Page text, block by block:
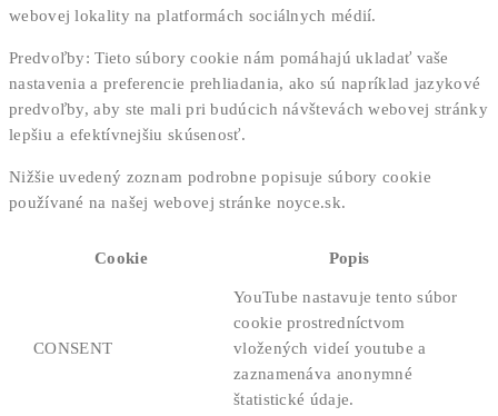
webovej lokality na platformách sociálnych médií.
Predvoľby: Tieto súbory cookie nám pomáhajú ukladať vaše
nastavenia a preferencie prehliadania, ako sú napríklad jazykové
predvoľby, aby ste mali pri budúcich návštevách webovej stránky
lepšiu a efektívnejšiu skúsenosť.
Nižšie uvedený zoznam podrobne popisuje súbory cookie
používané na našej webovej stránke noyce.sk.
Cookie Popis
CONSENT
YouTube nastavuje tento súbor
cookie prostredníctvom
vložených videí youtube a
zaznamenáva anonymné
štatistické údaje.